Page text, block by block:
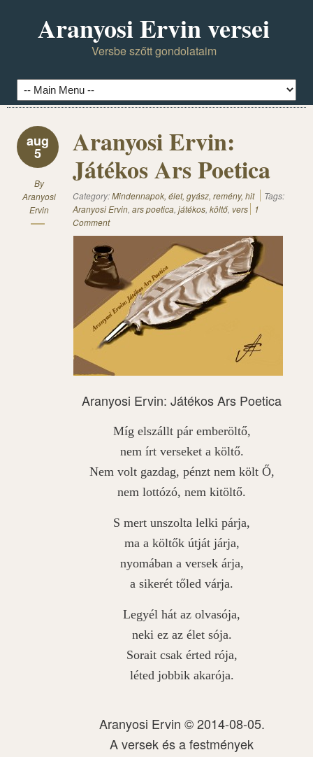
Aranyosi Ervin versei
Versbe szőtt gondolataim
aug
5
By
Aranyosi
Ervin
Aranyosi Ervin:
Játékos Ars Poetica
Category:Mindennapok, élet, gyász, remény, hit
Tags:
Aranyosi Ervin, ars poetica, játékos, költő, vers
1
Comment
Aranyosi Ervin: Játékos Ars Poetica
Míg elszállt pár emberöltő,
nem írt verseket a költő.
Nem volt gazdag, pénzt nem költ Ő,
nem lottózó, nem kitöltő.
S mert unszolta lelki párja,
ma a költők útját járja,
nyomában a versek árja,
a sikerét tőled várja.
Legyél hát az olvasója,
neki ez az élet sója.
Sorait csak érted rója,
léted jobbik akarója.
Aranyosi Ervin © 2014-08-05.
A versek és a festmények